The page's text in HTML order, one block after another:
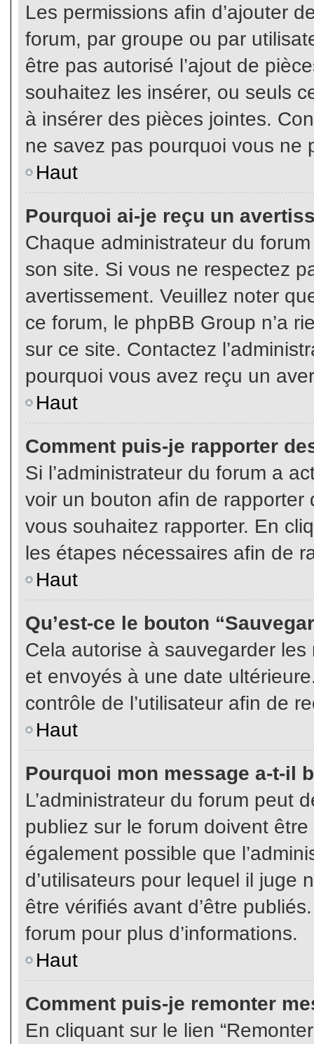
Les permissions afin d’ajouter
forum, par groupe ou par
être pas autorisé l’ajout de
souhaitez les insérer, ou seuls
à insérer des pièces jointes.
ne savez pas pourquoi vous ne
Haut
Pourquoi ai-je reçu un
Chaque administrateur du
son site. Si vous ne respectez
avertissement. Veuillez noter
ce forum, le phpBB Group n’a
sur ce site. Contactez
pourquoi vous avez reçu un
Haut
Comment puis-je rapporter
Si l’administrateur du forum a
voir un bouton afin de
vous souhaitez rapporter. En
les étapes nécessaires afin de
Haut
Qu’est-ce le bouton
Cela autorise à sauvegarder
et envoyés à une date
contrôle de l’utilisateur afin de
Haut
Pourquoi mon message a-t-il
L’administrateur du forum peut
publiez sur le forum doivent
également possible que
d’utilisateurs pour lequel il juge
être vérifiés avant d’être
forum pour plus d’informations.
Haut
Comment puis-je remonter
En cliquant sur le lien